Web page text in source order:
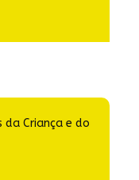
Criança e do